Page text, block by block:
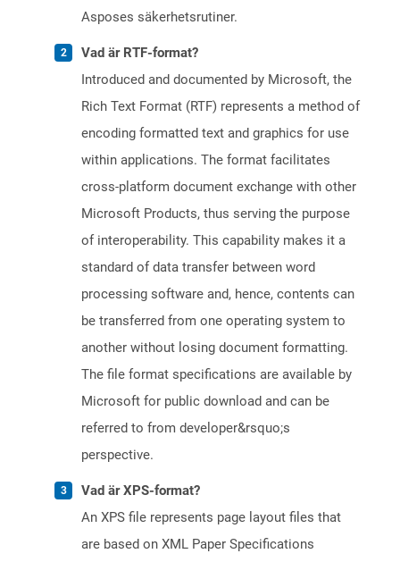
Asposes säkerhetsrutiner.
Vad är RTF-format?
Introduced and documented by Microsoft, the
Rich Text Format (RTF) represents a method of
encoding formatted text and graphics for use
within applications. The format facilitates
cross-platform document exchange with other
Microsoft Products, thus serving the purpose
of interoperability. This capability makes it a
standard of data transfer between word
processing software and, hence, contents can
be transferred from one operating system to
another without losing document formatting.
The file format specifications are available by
Microsoft for public download and can be
referred to from developer&rsquo;s
perspective.
Vad är XPS-format?
An XPS file represents page layout files that
are based on XML Paper Specifications